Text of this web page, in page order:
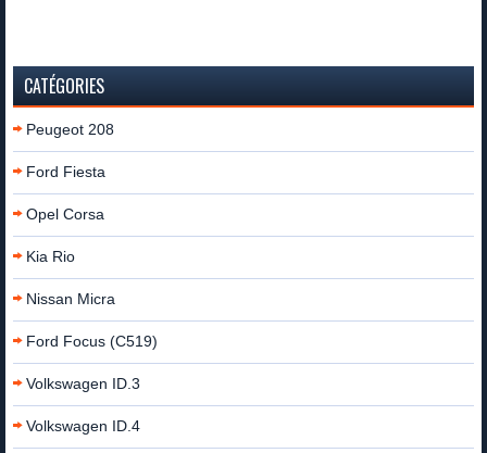
CATÉGORIES
Peugeot 208
Ford Fiesta
Opel Corsa
Kia Rio
Nissan Micra
Ford Focus (C519)
Volkswagen ID.3
Volkswagen ID.4